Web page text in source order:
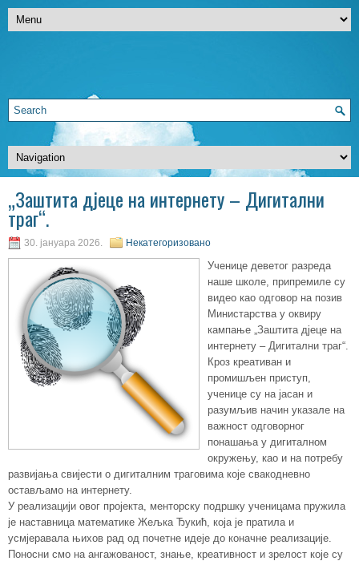
„Заштита дјеце на интернету – Дигитални
траг“.
30. јануара 2026. Некатегоризовано
Ученице деветог разреда
наше школе, припремиле су
видео као одговор на позив
Министарства у оквиру
кампање „Заштита дјеце на
интернету – Дигитални траг“.
Кроз креативан и
промишљен приступ,
ученице су на јасан и
разумљив начин указале на
важност одговорног
понашања у дигиталном
окружењу, као и на потребу
развијања свијести о дигиталним траговима које свакодневно
остављамо на интернету.
У реализацији овог пројекта, менторску подршку ученицама пружила
је наставница математике Жељка Ђукић, која је пратила и
усмјеравала њихов рад од почетне идеје до коначне реализације.
Поносни смо на ангажованост, знање, креативност и зрелост које су